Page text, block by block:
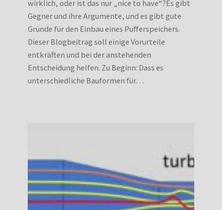
wirklich, oder ist das nur „nice to have“?Es gibt
Gegner und ihre Argumente, und es gibt gute
Gründe für den Einbau eines Pufferspeichers.
Dieser Blogbeitrag soll einige Vorurteile
entkräften und bei der anstehenden
Entscheidung helfen. Zu Beginn: Dass es
unterschiedliche Bauformen für…